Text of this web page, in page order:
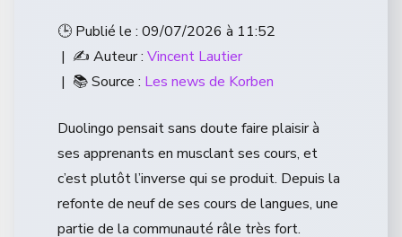
🕒 Publié le : 09/07/2026 à 11:52
| ✍️ Auteur : Vincent Lautier
| 📚 Source : Les news de Korben
Duolingo pensait sans doute faire plaisir à
ses apprenants en musclant ses cours, et
c’est plutôt l’inverse qui se produit. Depuis la
refonte de neuf de ses cours de langues, une
partie de la communauté râle très fort.